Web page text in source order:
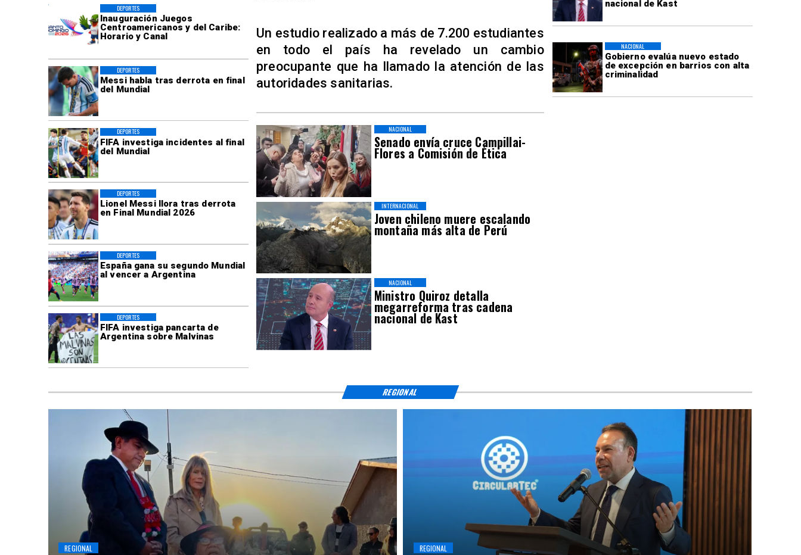
nacional de Kast
Gobierno evalúa nuevo estado
de excepción en barrios con alta
criminalidad
NACIONAL
Inauguración Juegos
Centroamericanos y del Caribe:
Horario y Canal
DEPORTES
Messi habla tras derrota en final
del Mundial
DEPORTES
FIFA investiga incidentes al final
del Mundial
DEPORTES
Lionel Messi llora tras derrota
en Final Mundial 2026
DEPORTES
España gana su segundo Mundial
al vencer a Argentina
DEPORTES
FIFA investiga pancarta de
Argentina sobre Malvinas
DEPORTES
Senado envía cruce Campillai-
Flores a Comisión de Ética
NACIONAL
Joven chileno muere escalando
montaña más alta de Perú
INTERNACIONAL
Ministro Quiroz detalla
megarreforma tras cadena
nacional de Kast
NACIONAL
Un estudio realizado a más de 7.200 estudiantes
en todo el país ha revelado un cambio
preocupante que ha llamado la atención de las
autoridades sanitarias.
REGIONAL REGIONAL
REGIONAL